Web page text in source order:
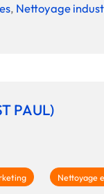
, Nettoyage
PAUL)
Nettoyage